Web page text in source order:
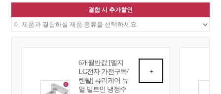
결합 시 추가할인
6개월반값 [엘지
LG전자 가전구독/
렌탈] 퓨리케어 듀
얼 빌트인 냉정수
+